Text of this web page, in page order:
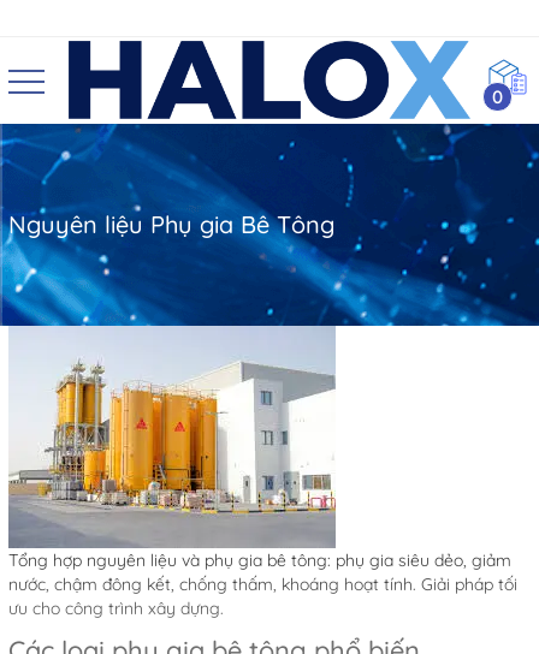
0
Nguyên liệu Phụ gia Bê Tông
Tổng hợp nguyên liệu và phụ gia bê tông: phụ gia siêu dẻo, giảm
nước, chậm đông kết, chống thấm, khoáng hoạt tính. Giải pháp tối
ưu cho công trình xây dựng.